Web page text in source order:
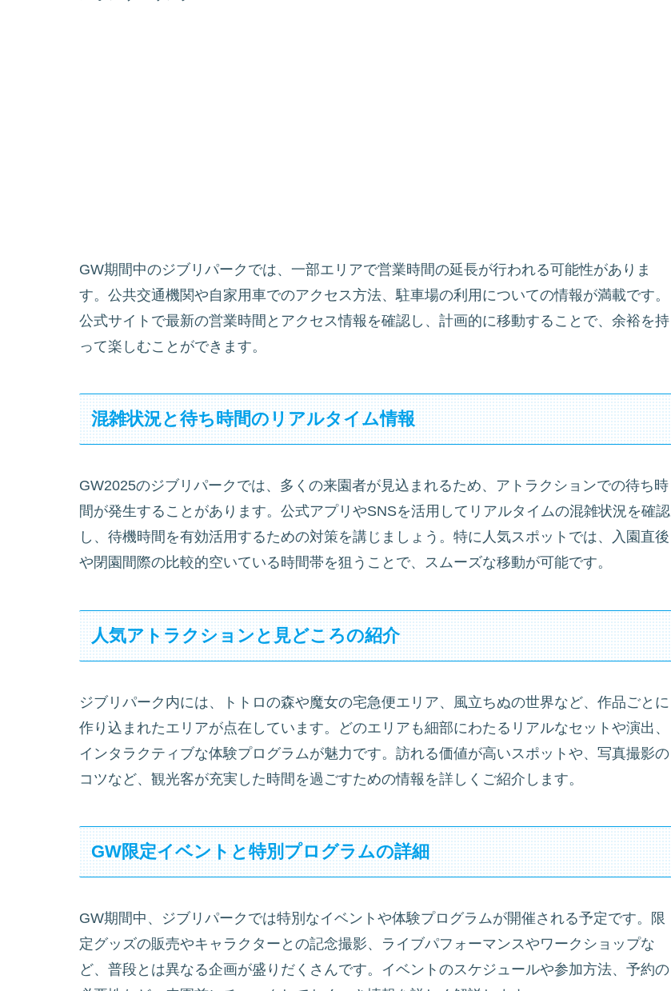
GW期間中のジブリパークでは、一部エリアで営業時間の延長が行われる可能性がありま
す。公共交通機関や自家用車でのアクセス方法、駐車場の利用についての情報が満載です。
公式サイトで最新の営業時間とアクセス情報を確認し、計画的に移動することで、余裕を持
って楽しむことができます。
混雑状況と待ち時間のリアルタイム情報
GW2025のジブリパークでは、多くの来園者が見込まれるため、アトラクションでの待ち時
間が発生することがあります。公式アプリやSNSを活用してリアルタイムの混雑状況を確認
し、待機時間を有効活用するための対策を講じましょう。特に人気スポットでは、入園直後
や閉園間際の比較的空いている時間帯を狙うことで、スムーズな移動が可能です。
人気アトラクションと見どころの紹介
ジブリパーク内には、トトロの森や魔女の宅急便エリア、風立ちぬの世界など、作品ごとに
作り込まれたエリアが点在しています。どのエリアも細部にわたるリアルなセットや演出、
インタラクティブな体験プログラムが魅力です。訪れる価値が高いスポットや、写真撮影の
コツなど、観光客が充実した時間を過ごすための情報を詳しくご紹介します。
GW限定イベントと特別プログラムの詳細
GW期間中、ジブリパークでは特別なイベントや体験プログラムが開催される予定です。限
定グッズの販売やキャラクターとの記念撮影、ライブパフォーマンスやワークショップな
ど、普段とは異なる企画が盛りだくさんです。イベントのスケジュールや参加方法、予約の